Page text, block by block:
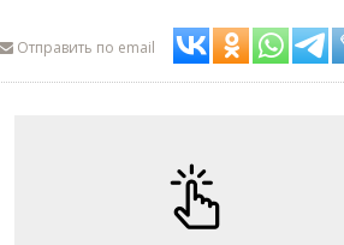
Отправить по email